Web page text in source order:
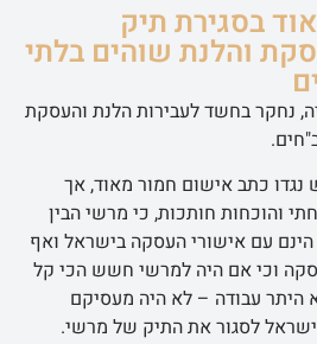
בסגירת תיק
והלנת שוהים בלתי
נחקר בחשד לעבירות הלנת והעסקת
כתב אישום חמור מאוד, אך
והוכחות חותכות, כי מרשי הבין
הינם עם אישורי העסקה בישראל ואף
וכי אם היה למרשי חשש הכי קל
היתר עבודה – לא היה מעסיקם
לסגור את התיק של מרשי.